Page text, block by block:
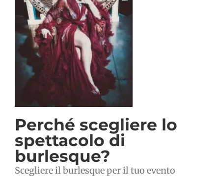
Perché scegliere lo
spettacolo di
burlesque?
Scegliere il burlesque per il tuo evento